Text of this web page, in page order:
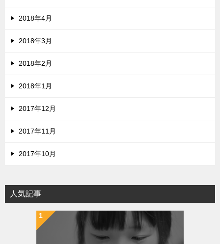
2018年4月
2018年3月
2018年2月
2018年1月
2017年12月
2017年11月
2017年10月
人気記事